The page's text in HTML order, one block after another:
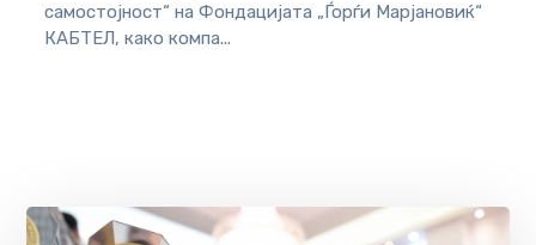
самостојност“ на Фондацијата „Ѓорѓи Марјановиќ“
КАБТЕЛ, како компа...